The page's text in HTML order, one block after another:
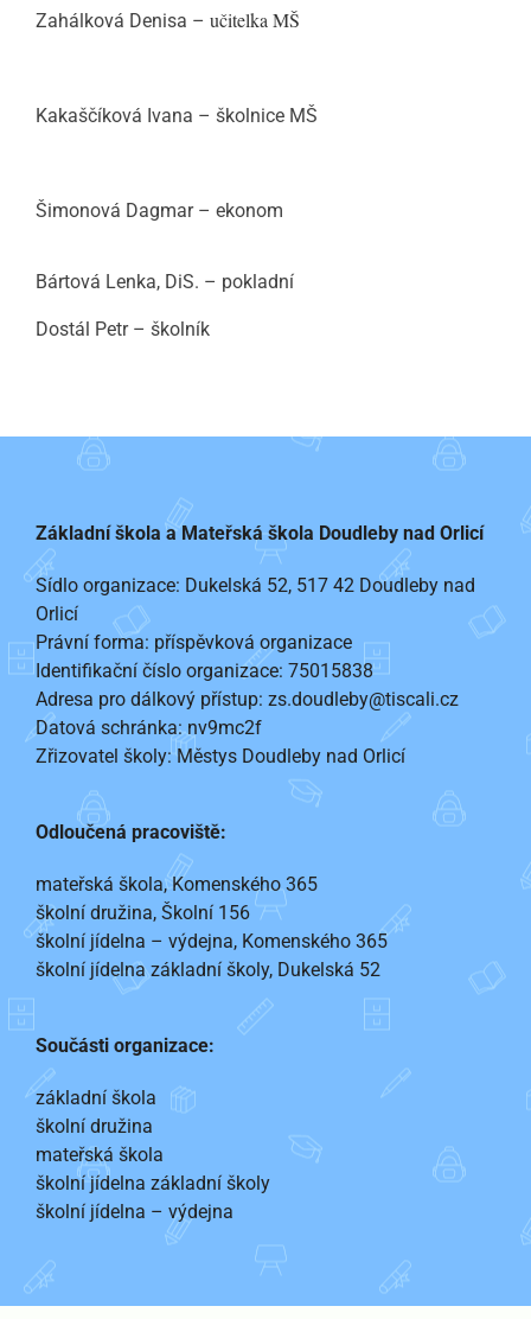
Zahálková Denisa – učitelka MŠ
Kakaščíková Ivana – školnice MŠ
Šimonová Dagmar – ekonom
Bártová Lenka, DiS. – pokladní
Dostál Petr – školník
Základní škola a Mateřská škola Doudleby nad Orlicí
Sídlo organizace: Dukelská 52, 517 42 Doudleby nad
Orlicí
Právní forma: příspěvková organizace
Identifikační číslo organizace: 75015838
Adresa pro dálkový přístup: zs.doudleby@tiscali.cz
Datová schránka: nv9mc2f
Zřizovatel školy: Městys Doudleby nad Orlicí
Odloučená pracoviště:
mateřská škola, Komenského 365
školní družina, Školní 156
školní jídelna – výdejna, Komenského 365
školní jídelna základní školy, Dukelská 52
Součásti organizace:
základní škola
školní družina
mateřská škola
školní jídelna základní školy
školní jídelna – výdejna